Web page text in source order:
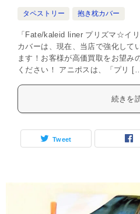
タペストリー 抱き枕カバー
「Fate/kaleid liner プリズマ☆イ
カバーは、現在、当店で強化して
ます！お客様が高価買取をお望み
ください！ アニポスは、「プリ
続きを
Tweet